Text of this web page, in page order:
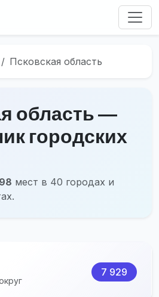
Псковская область
область ―
городских
мест в 40 городах и
7 929